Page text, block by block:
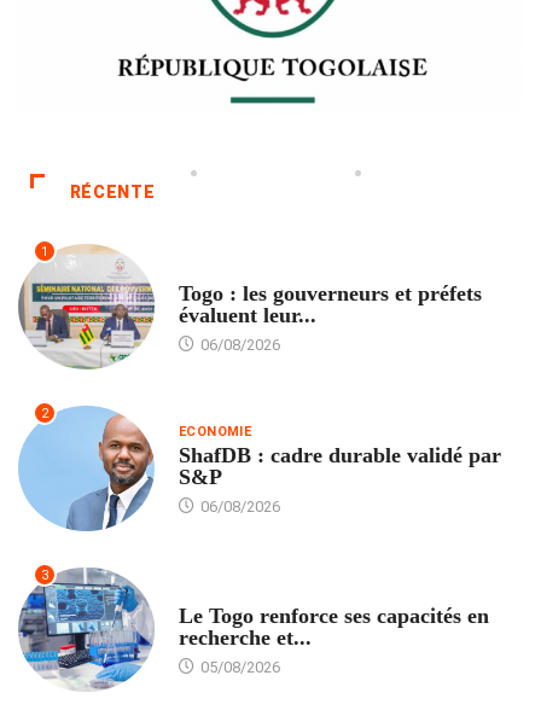
RÉCENTE
1
Togo : les gouverneurs et préfets
évaluent leur...
06/08/2026
2
ECONOMIE
ShafDB : cadre durable validé par
S&P
06/08/2026
3
Le Togo renforce ses capacités en
recherche et...
05/08/2026